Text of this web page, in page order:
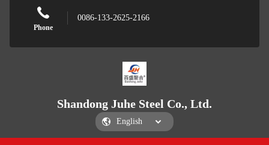
Phone
0086-133-2625-2166
Shandong Juhe Steel Co., Ltd.